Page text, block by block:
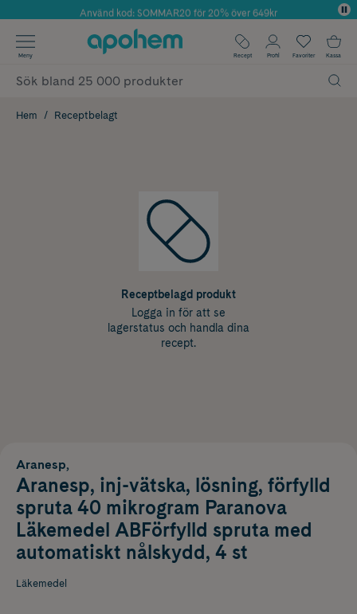
Årets Butik 2025 inom Skönhet
Använd kod: SOMMAR20 för 20% över 649kr
✓ Fri frakt
✓ Poäng på alla köp*
Meny Recept Profil Favoriter Kassa
Hem Receptbelagt
Receptbelagd produkt
Logga in för att se
lagerstatus och handla dina
recept.
Aranesp,
Aranesp, inj-vätska, lösning, förfylld
spruta 40 mikrogram Paranova
Läkemedel ABFörfylld spruta med
automatiskt nålskydd, 4 st
Läkemedel